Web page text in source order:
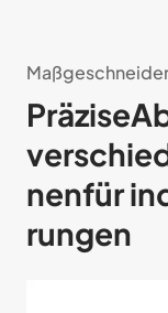
nenfür
rungen